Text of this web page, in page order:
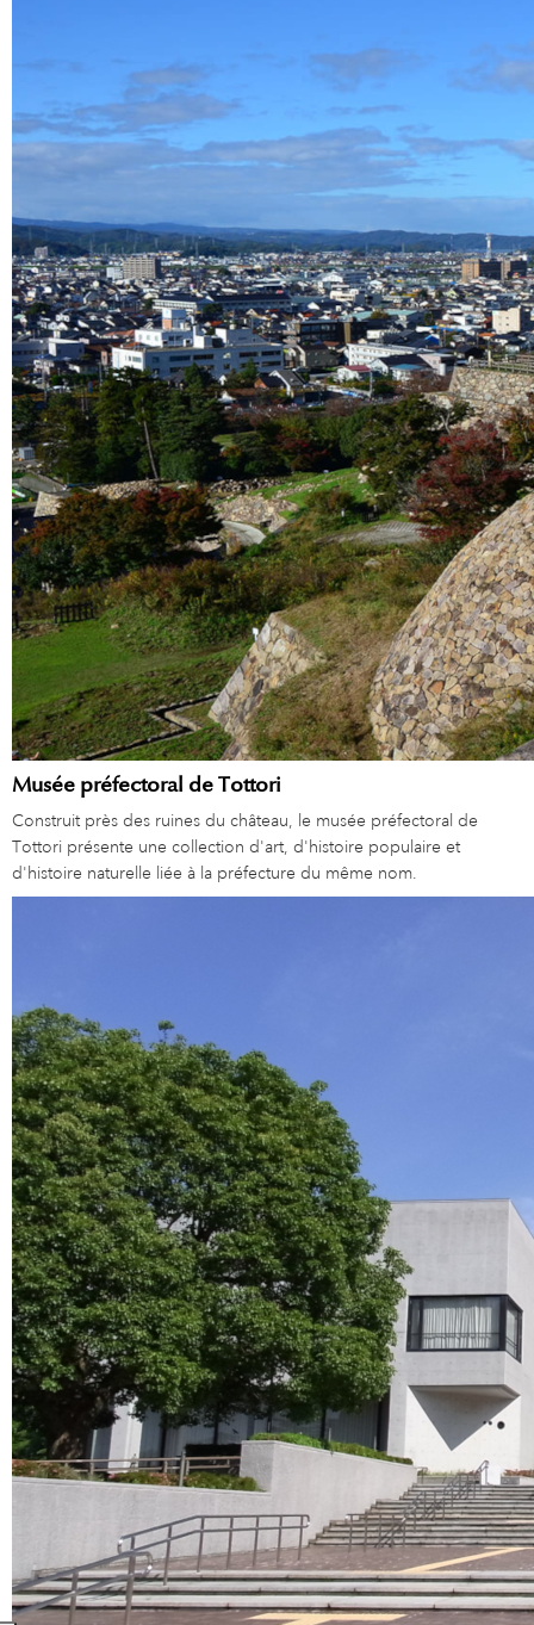
Musée préfectoral de Tottori
Construit près des ruines du château, le musée préfectoral de
Tottori présente une collection d'art, d'histoire populaire et
d'histoire naturelle liée à la préfecture du même nom.